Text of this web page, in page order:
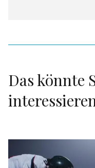
Das könnte